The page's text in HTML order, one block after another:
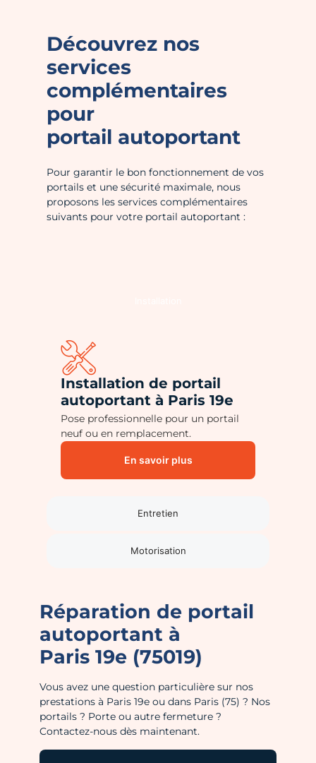
Découvrez nos
services
complémentaires
pour
portail autoportant
Pour garantir le bon fonctionnement de vos
portails et une sécurité maximale, nous
proposons les services complémentaires
suivants pour votre portail autoportant :
Entretien
Motorisation
Installation de portail
autoportant à Paris 19e
Pose professionnelle pour un portail
neuf ou en remplacement.
En savoir plus
Réparation de portail
autoportant à
Paris 19e (75019)
Vous avez une question particulière sur nos
prestations à Paris 19e ou dans Paris (75) ? Nos
portails ? Porte ou autre fermeture ?
Contactez-nous dès maintenant.